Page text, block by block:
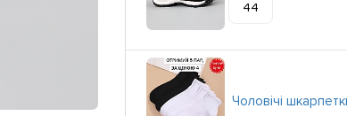
44
Чоловічі